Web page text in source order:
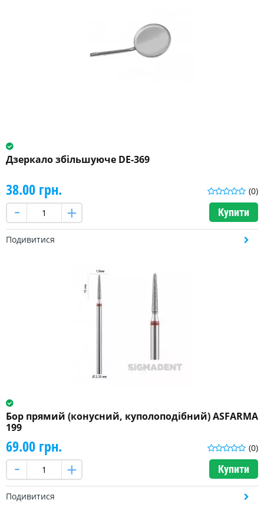
Дзеркало збільшуюче DE-369
(0)
38.00 грн.
Купити
Подивитися
Бор прямий (конусний, куполоподібний) ASFARMA
199
(0)
69.00 грн.
Купити
Подивитися